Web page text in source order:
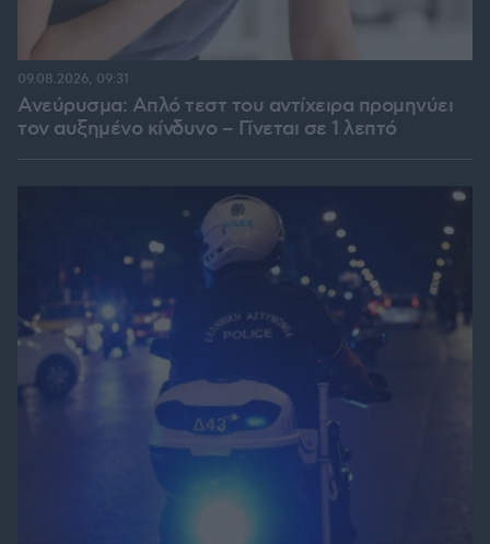
Ανεύρυσμα: Απλό τεστ του αντίχειρα προμηνύει
τον αυξημένο κίνδυνο – Γίνεται σε 1 λεπτό
09.08.2026, 09:31